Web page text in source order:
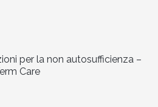
per la non autosufficienza –
Care